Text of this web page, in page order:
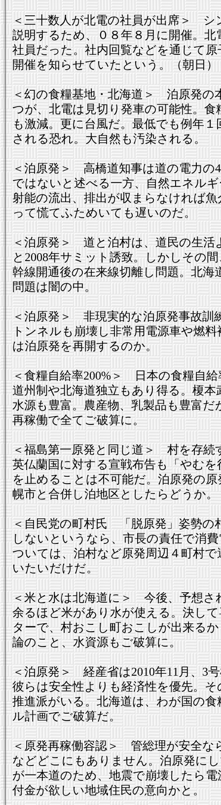
＜三十数人が北電の社員が出席＞ シ
説明するため、０８年８月に開催。
社員だった。社内回覧などを通じて
開催を知らせていたという。（朝日）
＜幻の食糧基地・北海道＞ 泊原発の
つが、北電は見切り発車の可能性。
も激減。更に台風だ。最低でも例年
される恐れ。大自然も汚染される。
＜泊原発＞ 高橋道知事は道の電力の
ではないと述べる一方、自然エネル
射能の流出、排出が収まらなければ
って慌てふためいても遅いのだ。
＜泊原発＞ 道と泊村は、道民の生活
と2008年サミット誘致。しかしその
幹線開通後の在来線切離し問題。北
問題は闇の中。
＜泊原発＞ 非現実的な泊原発事故訓
トンネルも崩壊し非常用電源車や燃
は泊原発を再開するのか。
＜食糧自給率200%＞ 日本の食糧自給
道州制や北海道独立もあり得る。榎
水源も豊富。農産物、乳製品も豊富
再稼働で全てご破算に。
＜福島第一原発と同じ道＞ 村を存続
英仏蘭国に対する宣戦布告も「やむ
を止めることは不可能だ。泊原発の
幌市と合併し泊地区としたらどうか。
＜自民党の町村氏 「脱原発」姿勢の
しないというなら、市長の責任で消
ついては、泊村など原発周辺４町村
いたいだけだ。
＜米と水は北海道に＞ 今後、予想さ
余るほど米があり水が使える。決し
ターで、村おこし町おこしが出来る
論のこと、水資源もご破算に。
＜泊原発＞ 経産省は2010年11月、3
彼らは安全性よりも経済性を優先。
推進派がいる。北海道は、わが国の
ル計画でご破算だ。
＜原発再稼働容認＞ 管総理が安全な
などどこにもありません。泊原発に
が一本道のため、地震で崩壊したら
付金が欲しい地域住民の意向かと。